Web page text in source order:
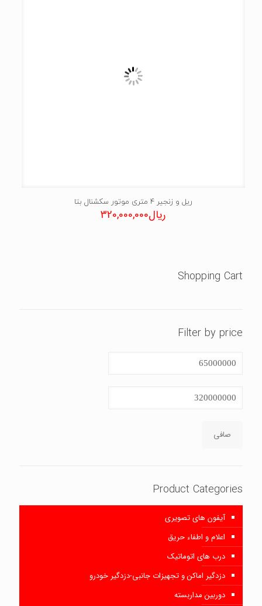
ریل و زنجیر ۴ متری موتور سکشنال بتا
ریال320,000,000
Shopping Cart
Filter by price
قیمت
قيمت
صافی
Product Categories
آیفون های تصویری
اعلام و اطفاء حریق
درب های اتوماتیک
دزدگیر اماکن و تجهیزات جانبی-دزدگیر خودرو
دوربین مداربسته